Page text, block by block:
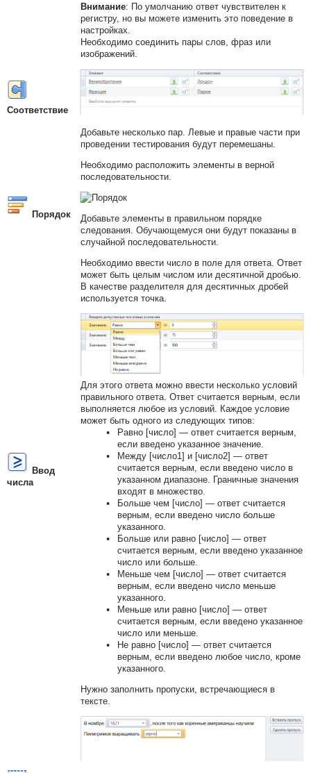
Внимание: По умолчанию ответ чувствителен к
регистру, но вы можете изменить это поведение в
настройках.
Соответствие
Необходимо соединить пары слов, фраз или
изображений.
Добавьте несколько пар. Левые и правые части при
проведении тестирования будут перемешаны.
Порядок
Необходимо расположить элементы в верной
последовательности.
Добавьте элементы в правильном порядке
следования. Обучающемуся они будут показаны в
случайной последовательности.
Ввод
числа
Необходимо ввести число в поле для ответа. Ответ
может быть целым числом или десятичной дробью.
В качестве разделителя для десятичных дробей
используется точка.
Для этого ответа можно ввести несколько условий
правильного ответа. Ответ считается верным, если
выполняется любое из условий. Каждое условие
может быть одного из следующих типов:
Равно [число] — ответ считается верным,
если введено указанное значение.
Между [число1] и [число2] — ответ
считается верным, если введено число в
указанном диапазоне. Граничные значения
входят в множество.
Больше чем [число] — ответ считается
верным, если введено число больше
указанного.
Больше или равно [число] — ответ
считается верным, если введено указанное
число или больше.
Меньше чем [число] — ответ считается
верным, если введено число меньше
указанного.
Меньше или равно [число] — ответ
считается верным, если введено указанное
число или меньше.
Не равно [число] — ответ считается
верным, если введено любое число, кроме
указанного.
Нужно заполнить пропуски, встречающиеся в
тексте.